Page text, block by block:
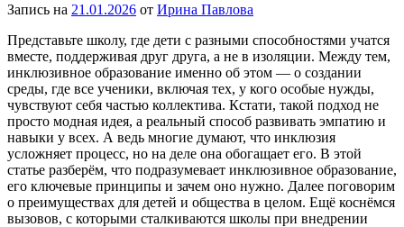
Запись на 21.01.2026 от Ирина Павлова
Представьте школу, где дети с разными способностями учатся
вместе, поддерживая друг друга, а не в изоляции. Между тем,
инклюзивное образование именно об этом — о создании
среды, где все ученики, включая тех, у кого особые нужды,
чувствуют себя частью коллектива. Кстати, такой подход не
просто модная идея, а реальный способ развивать эмпатию и
навыки у всех. А ведь многие думают, что инклюзия
усложняет процесс, но на деле она обогащает его. В этой
статье разберём, что подразумевает инклюзивное образование,
его ключевые принципы и зачем оно нужно. Далее поговорим
о преимуществах для детей и общества в целом. Ещё коснёмся
вызовов, с которыми сталкиваются школы при внедрении